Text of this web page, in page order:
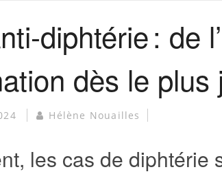
diphtérie : de
dès le plus
Hélène Nouailles
les cas de diphtérie